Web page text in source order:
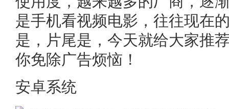
是手机看视频电影，往往现在
是，片尾是，今天就给大家推
你免除广告烦恼！
安卓系统